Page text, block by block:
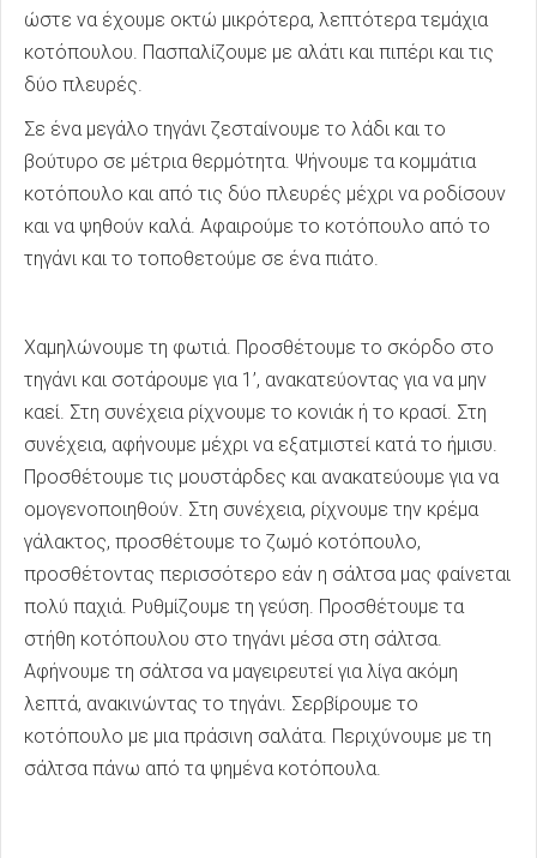
ώστε να έχουμε οκτώ μικρότερα, λεπτότερα τεμάχια
κοτόπουλου. Πασπαλίζουμε με αλάτι και πιπέρι και τις
δύο πλευρές.
Σε ένα μεγάλο τηγάνι ζεσταίνουμε το λάδι και το
βούτυρο σε μέτρια θερμότητα. Ψήνουμε τα κομμάτια
κοτόπουλο και από τις δύο πλευρές μέχρι να ροδίσουν
και να ψηθούν καλά. Αφαιρούμε το κοτόπουλο από το
τηγάνι και το τοποθετούμε σε ένα πιάτο.
Χαμηλώνουμε τη φωτιά. Προσθέτουμε το σκόρδο στο
τηγάνι και σοτάρουμε για 1’, ανακατεύοντας για να μην
καεί. Στη συνέχεια ρίχνουμε το κονιάκ ή το κρασί. Στη
συνέχεια, αφήνουμε μέχρι να εξατμιστεί κατά το ήμισυ.
Προσθέτουμε τις μουστάρδες και ανακατεύουμε για να
ομογενοποιηθούν. Στη συνέχεια, ρίχνουμε την κρέμα
γάλακτος, προσθέτουμε το ζωμό κοτόπουλο,
προσθέτοντας περισσότερο εάν η σάλτσα μας φαίνεται
πολύ παχιά. Ρυθμίζουμε τη γεύση. Προσθέτουμε τα
στήθη κοτόπουλου στο τηγάνι μέσα στη σάλτσα.
Αφήνουμε τη σάλτσα να μαγειρευτεί για λίγα ακόμη
λεπτά, ανακινώντας το τηγάνι. Σερβίρουμε το
κοτόπουλο με μια πράσινη σαλάτα. Περιχύνουμε με τη
σάλτσα πάνω από τα ψημένα κοτόπουλα.